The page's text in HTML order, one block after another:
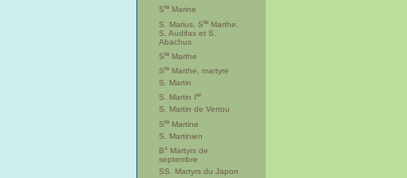
Ste Marine
S. Marius, Ste Marthe,
S. Audifax et S.
Abachus
Ste Marthe
Ste Marthe, martyre
S. Martin
S. Martin I er
S. Martin de Vertou
Ste Martine
S. Martinien
Bx Martyrs de
septembre
SS. Martyrs du Japon